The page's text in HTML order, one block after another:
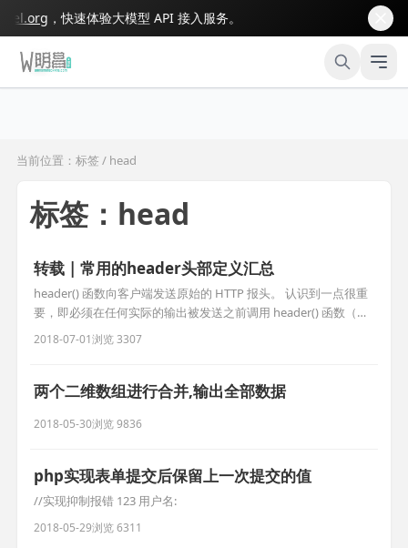
，快速体验大模型 API 接入服务。
当前位置：标签 / head
标签：head
转载 | 常用的header头部定义汇总
header() 函数向客户端发送原始的 HTTP 报头。 认识到一点很重
要，即必须在任何实际的输出被发送之前调用 header() 函数（在
PHP 4 以及更高的版本中，您可以使用输出缓存来解决此问
2018-07-01浏览 3307
两个二维数组进行合并,输出全部数据
2018-05-30浏览 9836
php实现表单提交后保留上一次提交的值
//实现抑制报错 123 用户名:
2018-05-29浏览 6311